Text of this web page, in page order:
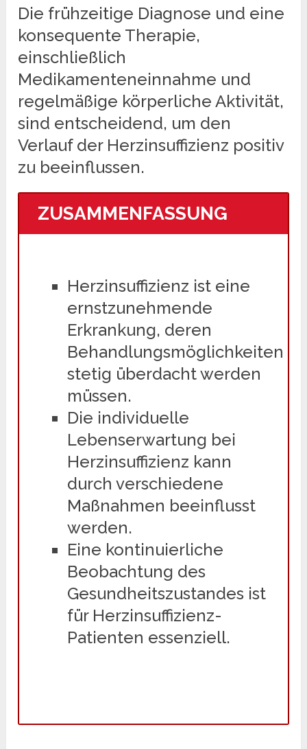
Die frühzeitige Diagnose und eine
konsequente Therapie,
einschließlich
Medikamenteneinnahme und
regelmäßige körperliche Aktivität,
sind entscheidend, um den
Verlauf der Herzinsuffizienz positiv
zu beeinflussen.
ZUSAMMENFASSUNG
Herzinsuffizienz ist eine
ernstzunehmende
Erkrankung, deren
Behandlungsmöglichkeiten
stetig überdacht werden
müssen.
Die individuelle
Lebenserwartung bei
Herzinsuffizienz kann
durch verschiedene
Maßnahmen beeinflusst
werden.
Eine kontinuierliche
Beobachtung des
Gesundheitszustandes ist
für Herzinsuffizienz-
Patienten essenziell.